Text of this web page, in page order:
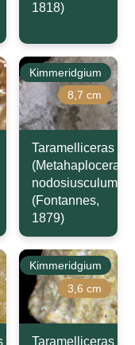
1818)
Kimmeridgium
8,7 cm
Taramelliceras
(Metahaploceras)
nodosiusculum
(Fontannes,
1879)
Kimmeridgium
3,6 cm
Taramelliceras